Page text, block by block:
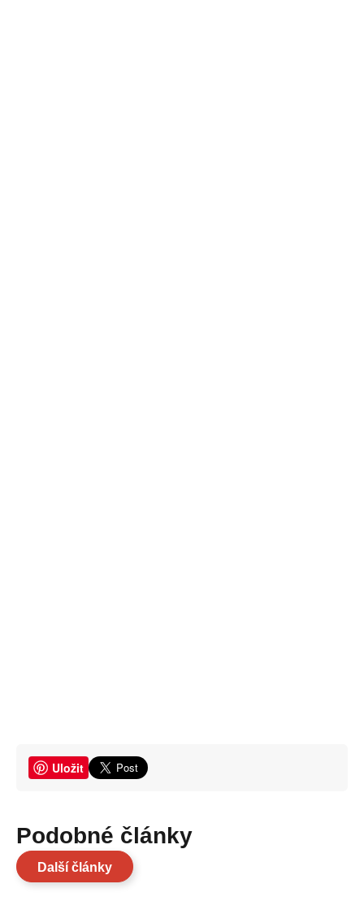
Uložit
Podobné články
Další články